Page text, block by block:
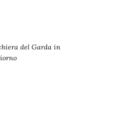
del Garda in